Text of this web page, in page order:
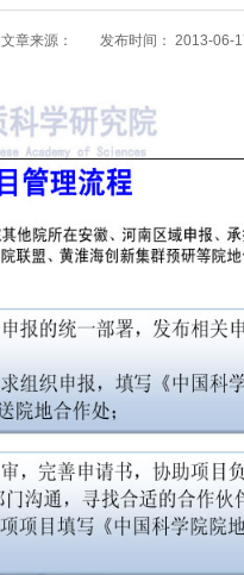
文章来源： 发布时间： 2013-06-